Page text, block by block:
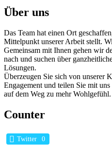
Über uns
Das Team hat einen Ort
Mittelpunkt unserer Arbeit stellt.
Gemeinsam mit Ihnen gehen wir
nach und suchen über
Lösungen.
Überzeugen Sie sich von unserer
Engagement und teilen Sie mit
auf dem Weg zu mehr Wohlgefühl.
Counter
Twitter 0